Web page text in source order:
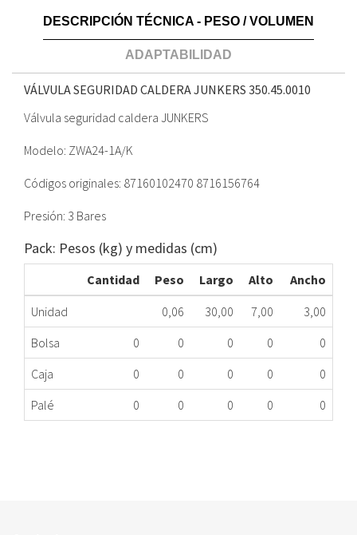
DESCRIPCIÓN TÉCNICA - PESO / VOLUMEN
ADAPTABILIDAD
VÁLVULA SEGURIDAD CALDERA JUNKERS 350.45.0010
Válvula seguridad caldera JUNKERS
Modelo: ZWA24-1A/K
Códigos originales: 87160102470 8716156764
Presión: 3 Bares
Pack: Pesos (kg) y medidas (cm)
Cantidad Peso Largo Alto
Ancho
Unidad
0,06 30,00 7,00
3,00
Bolsa
0 0 0 0
0
Caja
0 0 0 0
0
Palé
0 0 0 0 0